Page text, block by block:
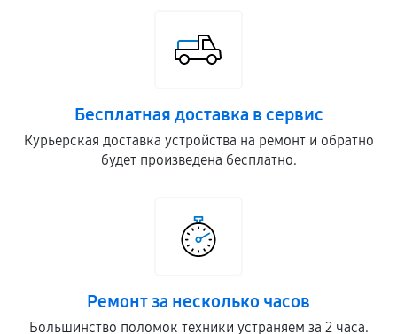
Бесплатная доставка в сервис
Курьерская доставка устройства на ремонт и обратно
будет произведена бесплатно.
Ремонт за несколько часов
Большинство поломок техники устраняем за 2 часа.